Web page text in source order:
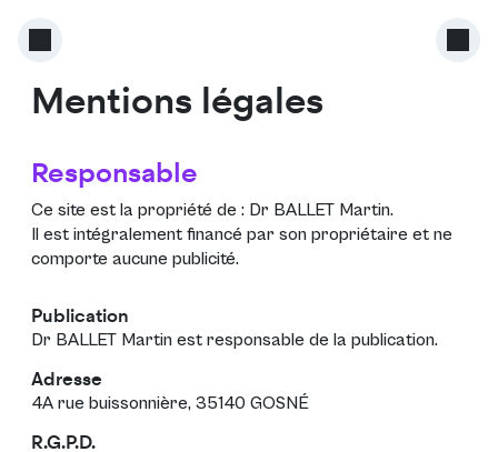
Mentions légales
Responsable
Ce site est la propriété de : Dr BALLET Martin.
Il est intégralement financé par son propriétaire et ne
comporte aucune publicité.
Publication
Dr BALLET Martin est responsable de la publication.
Adresse
4A rue buissonnière, 35140 GOSNÉ
R.G.P.D.